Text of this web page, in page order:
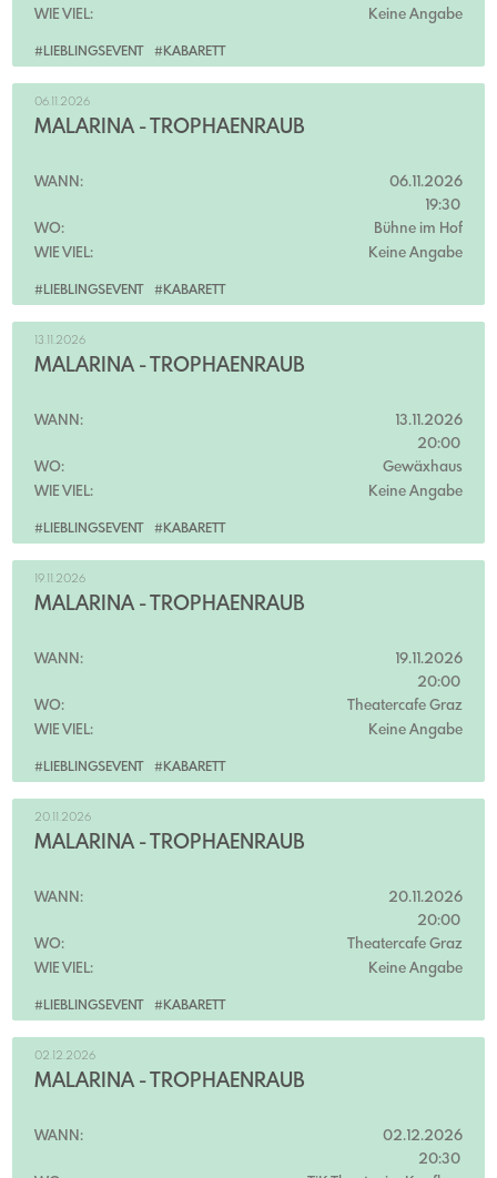
#LIEBLINGSEVENT #KABARETT
WIE VIEL:
Keine Angabe
#LIEBLINGSEVENT #KABARETT
06.11.2026
MALARINA - TROPHÄENRAUB
WANN:
06.11.2026
19:30
WO:
Bühne im Hof
WIE VIEL:
Keine Angabe
#LIEBLINGSEVENT #KABARETT
13.11.2026
MALARINA - TROPHÄENRAUB
WANN:
13.11.2026
20:00
WO:
Gewäxhaus
WIE VIEL:
Keine Angabe
#LIEBLINGSEVENT #KABARETT
19.11.2026
MALARINA - TROPHÄENRAUB
WANN:
19.11.2026
20:00
WO:
Theatercafe Graz
WIE VIEL:
Keine Angabe
#LIEBLINGSEVENT #KABARETT
20.11.2026
MALARINA - TROPHÄENRAUB
WANN:
20.11.2026
20:00
WO:
Theatercafe Graz
WIE VIEL:
Keine Angabe
02.12.2026
MALARINA - TROPHÄENRAUB
WANN:
02.12.2026
20:30